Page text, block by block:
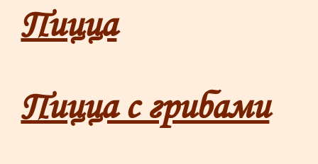
Пицца
Пицца с грибами